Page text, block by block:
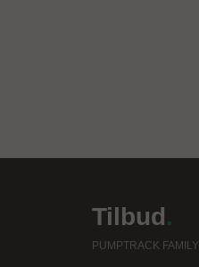
Tilbud.
PUMPTRACK FAMILY